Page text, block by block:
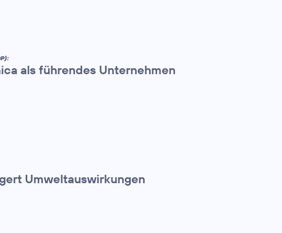
als führendes Unternehmen
Umweltauswirkungen